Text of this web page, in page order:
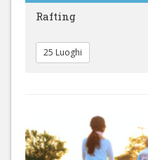
Rafting
25 Luoghi